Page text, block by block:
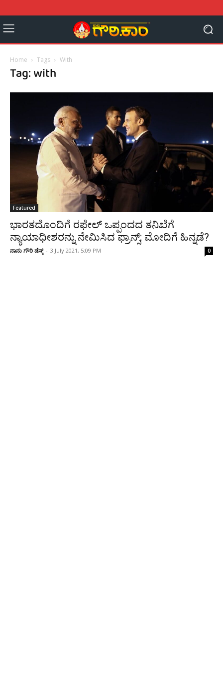
Home Tags With
Tag: with
Featured
ಭಾರತದೊಂದಿಗೆ ರಫೇಲ್ ಒಪ್ಪಂದದ ತನಿಖೆಗೆ
ನ್ಯಾಯಾಧೀಶರನ್ನು ನೇಮಿಸಿದ ಫ್ರಾನ್ಸ್‌; ಮೋದಿಗೆ ಹಿನ್ನಡೆ?
ನಾನು ಗೌರಿ ಡೆಸ್ಕ್ - 3 July 2021, 5:09 PM 0